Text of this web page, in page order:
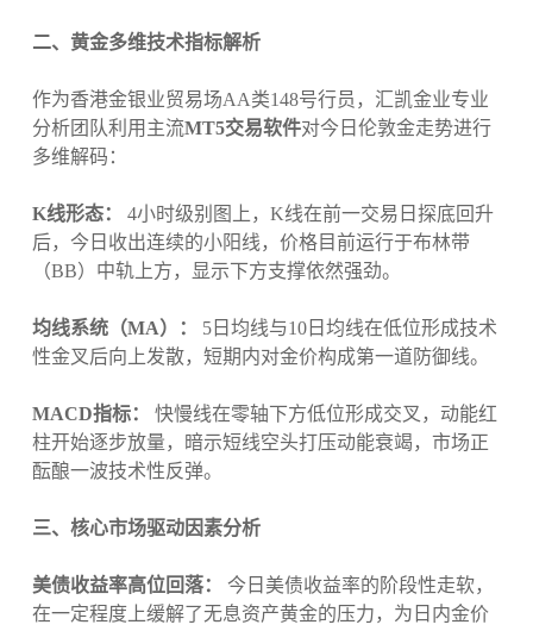
二、黄金多维技术指标解析
作为香港金银业贸易场AA类148号行员，汇凯金业专业
分析团队利用主流MT5交易软件对今日伦敦金走势进行
多维解码：
K线形态：
4小时级别图上，K线在前一交易日探底回升
后，今日收出连续的小阳线，价格目前运行于布林带
（BB）中轨上方，显示下方支撑依然强劲。
均线系统（MA）：
5日均线与10日均线在低位形成技术
性金叉后向上发散，短期内对金价构成第一道防御线。
MACD指标：
快慢线在零轴下方低位形成交叉，动能红
柱开始逐步放量，暗示短线空头打压动能衰竭，市场正
酝酿一波技术性反弹。
三、核心市场驱动因素分析
美债收益率高位回落：
今日美债收益率的阶段性走软，
在一定程度上缓解了无息资产黄金的压力，为日内金价